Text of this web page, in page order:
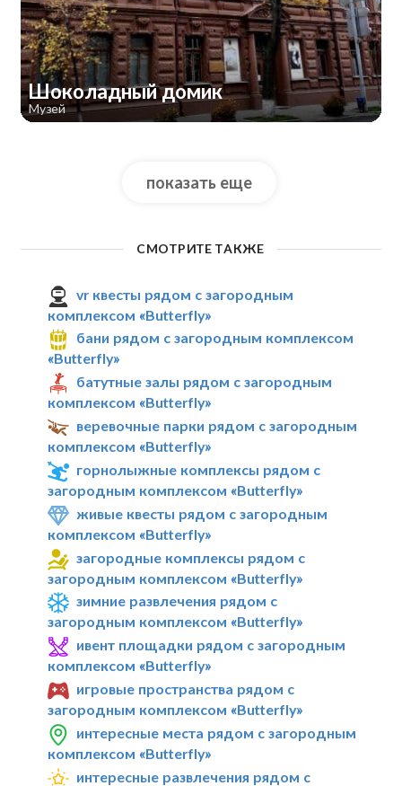
Шоколадный домик
Музей
показать еще
СМОТРИТЕ ТАКЖЕ
vr квесты рядом с загородным
комплексом «Butterfly»
бани рядом с загородным комплексом
«Butterfly»
батутные залы рядом с загородным
комплексом «Butterfly»
веревочные парки рядом с загородным
комплексом «Butterfly»
горнолыжные комплексы рядом с
загородным комплексом «Butterfly»
живые квесты рядом с загородным
комплексом «Butterfly»
загородные комплексы рядом с
загородным комплексом «Butterfly»
зимние развлечения рядом с
загородным комплексом «Butterfly»
ивент площадки рядом с загородным
комплексом «Butterfly»
игровые пространства рядом с
загородным комплексом «Butterfly»
интересные места рядом с загородным
комплексом «Butterfly»
интересные развлечения рядом с